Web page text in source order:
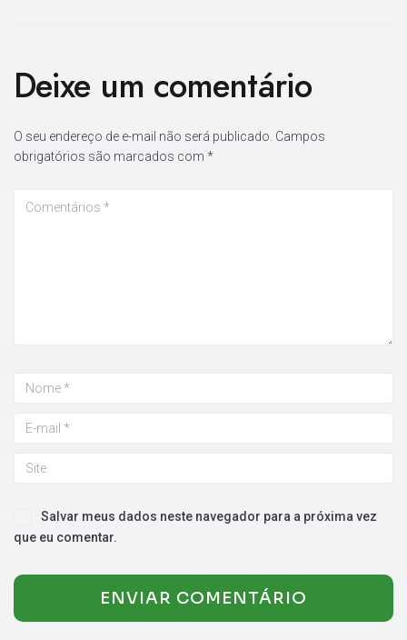
Deixe um comentário
O seu endereço de e-mail não será publicado. Campos
obrigatórios são marcados com *
Salvar meus dados neste navegador para a próxima vez
que eu comentar.